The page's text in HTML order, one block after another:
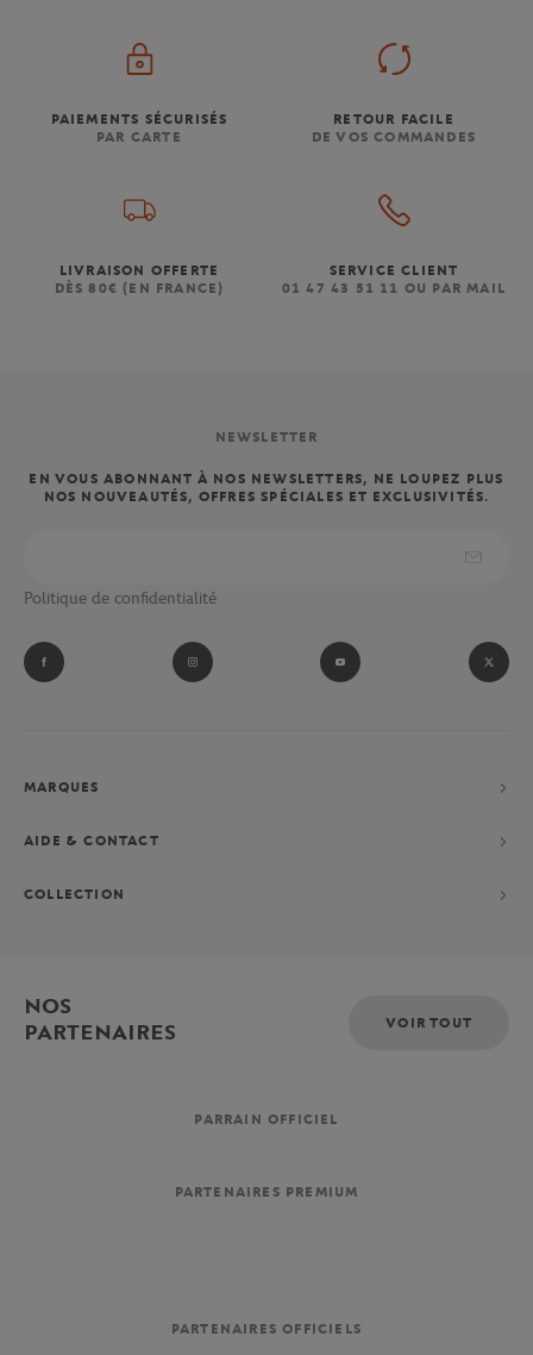
PAIEMENTS SÉCURISÉS
PAR CARTE
RETOUR FACILE
DE VOS COMMANDES
LIVRAISON OFFERTE
DÈS 80€ (EN FRANCE)
SERVICE CLIENT
01 47 43 51 11 OU PAR MAIL
NEWSLETTER
EN VOUS ABONNANT À NOS NEWSLETTERS, NE LOUPEZ PLUS
NOS NOUVEAUTÉS, OFFRES SPÉCIALES ET EXCLUSIVITÉS.
Politique de confidentialité
MARQUES
AIDE & CONTACT
COLLECTION
NOS
PARTENAIRES
VOIR TOUT
PARRAIN OFFICIEL